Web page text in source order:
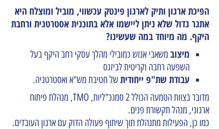
הפיכת ארגון ותיק לארגון פינטק עכשווי, מוביל ומוצלח היא
אתגר גדול שלא ניתן ליישמו אלא בתוכנית אסטרטגית ורחבת
היקף. מה מיוחד במה שעשינו?
מיצוב משאבי אנוש כמובילי מהלך עסקי רחב היקףבעל
השפעה רחבה וקריטית לביזנס
עבודת שת"פ ייחודיתשל חטיבת מש"א ואסטרטגיה.
מדובר בצוות הטמעה הכולל 2 סמנכ"ליות,
TMO, מנהלת פיתוח
ארגוני, מנהל תקשורת פנים.
כמו כן, הפעילות מתנהלת תוך שיתוף פעולה הדוק עם ארגון העובדים.